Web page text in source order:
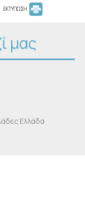
ΕΚΤΥΠΩΣΗ
μας
Ελλάδα